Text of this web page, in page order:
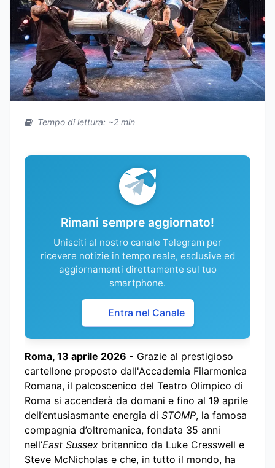
Tempo di lettura: ~2 min
Rimani sempre aggiornato!
Unisciti al nostro canale Telegram per
ricevere notizie in tempo reale, esclusive ed
aggiornamenti direttamente sul tuo
smartphone.
Entra nel Canale
Roma, 13 aprile 2026 - Grazie al prestigioso
cartellone proposto dall'Accademia Filarmonica
Romana, il palcoscenico del Teatro Olimpico di
Roma si accenderà da domani e fino al 19 aprile
dell’entusiasmante energia di STOMP, la famosa
compagnia d’oltremanica, fondata 35 anni
nell’East Sussex britannico da Luke Cresswell e
Steve McNicholas e che, in tutto il mondo, ha